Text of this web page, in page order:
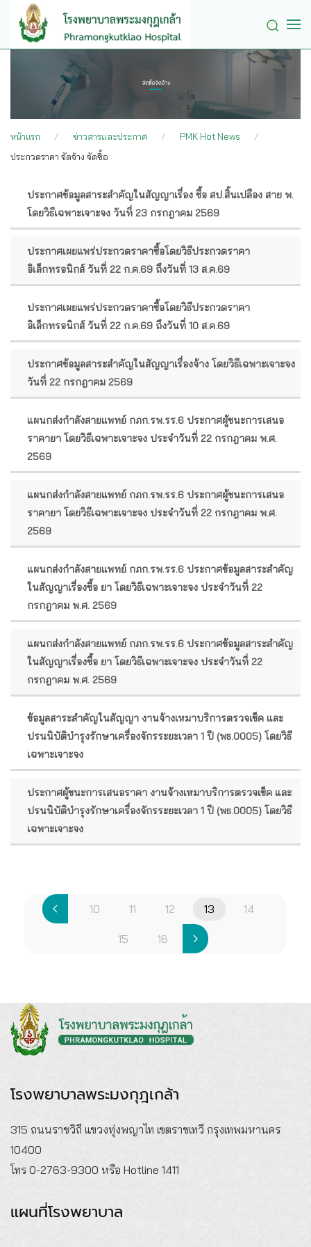
Skip to main content
หน้าแรก ข่าวสารและประกาศ
PMK Hot News
ประกวดราคา จัดจ้าง จัดซื้อ
หัวข้อ
เรื่อง
ประกาศข้อมูลสาระสำคัญในสัญญาเรื่อง ซื้อ สป.สิ้นเปลือง สาย พ.
โดยวิธีเฉพาะเจาะจง วันที่ 23 กรกฎาคม 2569
ประกาศเผยแพร่ประกวดราคาซื้อโดยวิธีประกวดราคา
อิเล็กทรอนิกส์ วันที่ 22 ก.ค.69 ถึงวันที่ 13 ส.ค.69
ประกาศเผยแพร่ประกวดราคาซื้อโดยวิธีประกวดราคา
อิเล็กทรอนิกส์ วันที่ 22 ก.ค.69 ถึงวันที่ 10 ส.ค.69
ประกาศข้อมูลสาระสำคัญในสัญญาเรื่องจ้าง โดยวิธีเฉพาะเจาะจง
วันที่ 22 กรกฎาคม 2569
แผนกส่งกำลังสายแพทย์ กภก.รพ.รร.6 ประกาศผู้ชนะการเสนอ
ราคายา โดยวิธีเฉพาะเจาะจง ประจำวันที่ 22 กรกฎาคม พ.ศ.
2569
แผนกส่งกำลังสายแพทย์ กภก.รพ.รร.6 ประกาศผู้ชนะการเสนอ
ราคายา โดยวิธีเฉพาะเจาะจง ประจำวันที่ 22 กรกฎาคม พ.ศ.
2569
แผนกส่งกำลังสายแพทย์ กภก.รพ.รร.6 ประกาศข้อมูลสาระสำคัญ
ในสัญญาเรื่องซื้อ ยา โดยวิธีเฉพาะเจาะจง ประจำวันที่ 22
กรกฎาคม พ.ศ. 2569
แผนกส่งกำลังสายแพทย์ กภก.รพ.รร.6 ประกาศข้อมูลสาระสำคัญ
ในสัญญาเรื่องซื้อ ยา โดยวิธีเฉพาะเจาะจง ประจำวันที่ 22
กรกฎาคม พ.ศ. 2569
ข้อมูลสาระสำคัญในสัญญา งานจ้างเหมาบริการตรวจเช็ค และ
ปรนนิบัติบำรุงรักษาเครื่องจักรระยะเวลา 1 ปี (พธ.0005) โดยวิธี
เฉพาะเจาะจง
ประกาศผู้ชนะการเสนอราคา งานจ้างเหมาบริการตรวจเช็ค และ
ปรนนิบัติบำรุงรักษาเครื่องจักรระยะเวลา 1 ปี (พธ.0005) โดยวิธี
เฉพาะเจาะจง
10 11 12 13 14
15 16
โรงพยาบาลพระมงกุฎเกล้า
315 ถนนราชวิถี แขวงทุ่งพญาไท เขตราชเทวี กรุงเทพมหานคร
10400
โทร 0-2763-9300 หรือ Hotline 1411
แผนที่โรงพยาบาล